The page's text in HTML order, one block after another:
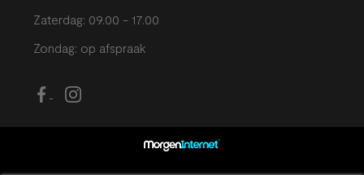
Zaterdag: 09.00 - 17.00
Zondag: op afspraak